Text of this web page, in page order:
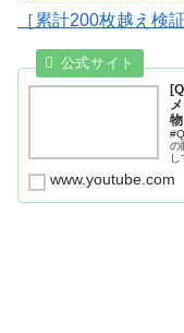
［累計200枚越え検
の
www.youtube.com